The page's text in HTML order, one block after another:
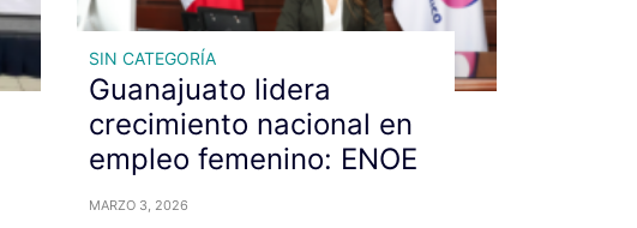
SIN CATEGORÍA
Guanajuato lidera
crecimiento nacional en
empleo femenino: ENOE
MARZO 3, 2026